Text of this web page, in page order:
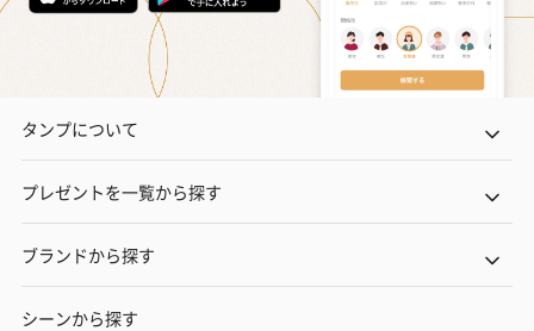
タンプについて
プレゼントを一覧から探す
ブランドから探す
シーンから探す